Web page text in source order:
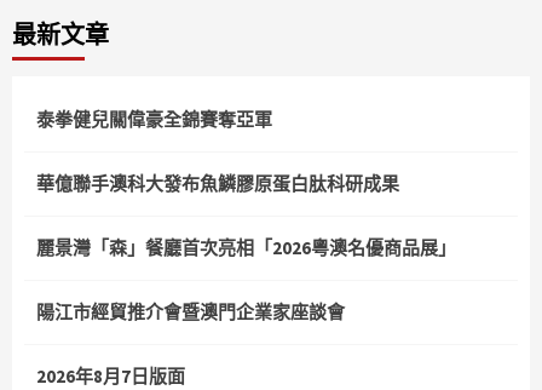
最新文章
泰拳健兒關偉豪全錦賽奪亞軍
華億聯手澳科大發布魚鱗膠原蛋白肽科研成果
麗景灣「森」餐廳首次亮相「2026粵澳名優商品展」
陽江市經貿推介會暨澳門企業家座談會
2026年8月7日版面